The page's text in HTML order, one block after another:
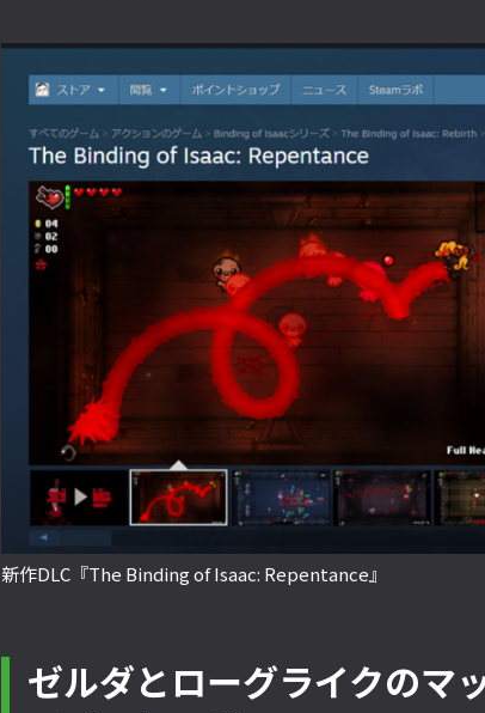
新作DLC『The Binding of Isaac: Repentance』
ゼルダとローグライクのマ